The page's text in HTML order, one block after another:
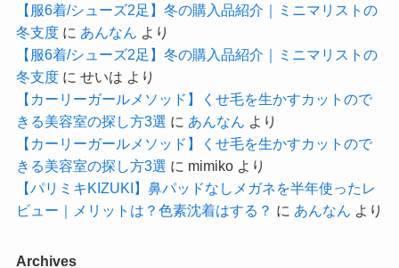
【服6着/シューズ2足】冬の購入品紹介｜ミニマリストの
冬支度に あんなん より
【服6着/シューズ2足】冬の購入品紹介｜ミニマリストの
冬支度に せいは より
【カーリーガールメソッド】くせ毛を生かすカットので
きる美容室の探し方3選 に あんなん より
【カーリーガールメソッド】くせ毛を生かすカットので
きる美容室の探し方3選 に mimikoより
【パリミキKIZUKI】鼻パッドなしメガネを半年使ったレ
ビュー｜メリットは？色素沈着はする？ に あんなん より
Archives